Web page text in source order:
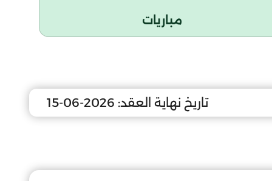
مباريات
تاريخ نهاية العقد: 2026-06-15